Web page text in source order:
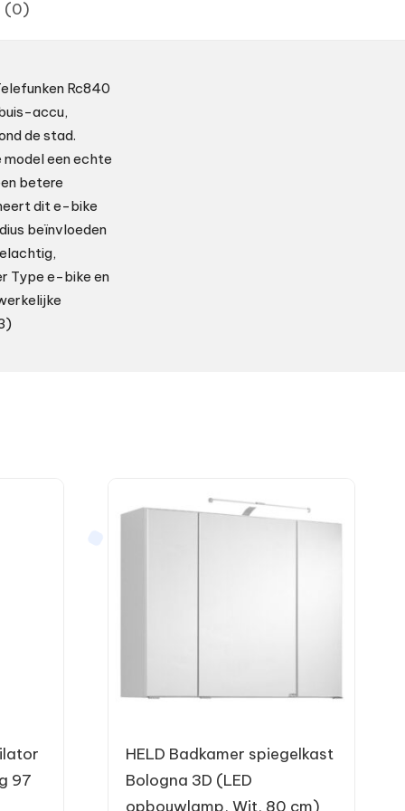
(0)
Rc840
accu,
de stad.
een echte
betere
dit e-bike
beïnvloeden
Type e-bike en
97
HELD Badkamer spiegelkast
Bologna 3D (LED
opbouwlamp, Wit, 80 cm)